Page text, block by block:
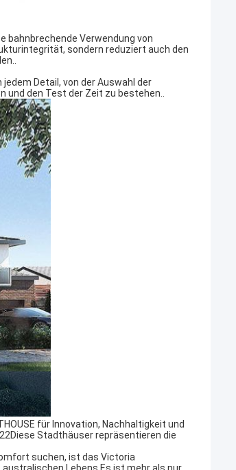
bahnbrechende Verwendung von
sondern reduziert auch den
Detail, von der Auswahl der
und den Test der Zeit zu bestehen..
für Innovation, Nachhaltigkeit und
Stadthäuser repräsentieren die
suchen, ist das Victoria